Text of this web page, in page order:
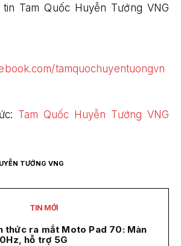
Tam Quốc Huyễn Tướng VNG
tamquochuyentuongvn
Tam Quốc Huyễn Tướng VNG
TƯỚNG VNG
TIN MỚI
thức ra mắt Moto Pad 70: Màn
hỗ trợ 5G